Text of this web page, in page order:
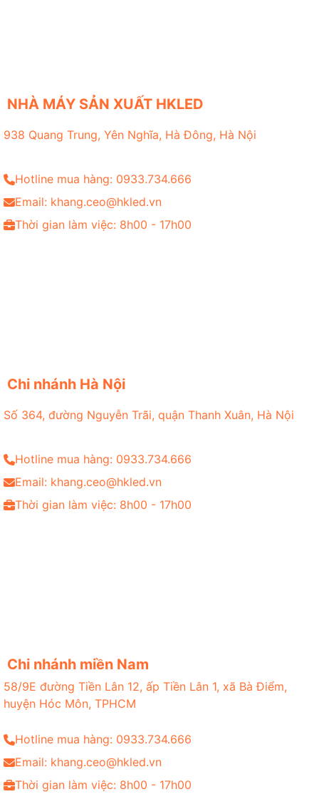
NHÀ MÁY SẢN XUẤT HKLED
938 Quang Trung, Yên Nghĩa, Hà Đông, Hà Nội
Hotline mua hàng: 0933.734.666
Email: khang.ceo@hkled.vn
Thời gian làm việc: 8h00 - 17h00
Chi nhánh Hà Nội
Số 364, đường Nguyễn Trãi, quận Thanh Xuân, Hà Nội
Hotline mua hàng: 0933.734.666
Email: khang.ceo@hkled.vn
Thời gian làm việc: 8h00 - 17h00
Chi nhánh miền Nam
58/9E đường Tiền Lân 12, ấp Tiền Lân 1, xã Bà Điểm,
huyện Hóc Môn, TPHCM
Hotline mua hàng: 0933.734.666
Email: khang.ceo@hkled.vn
Thời gian làm việc: 8h00 - 17h00